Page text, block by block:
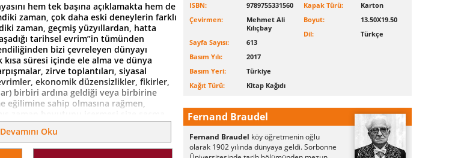
hem tek başına açıklamakta hem de
zaman, çok daha eski deneylerin farklı
zaman, geçmiş yüzyıllardan, hatta
tarihsel evrim”in tümünden
bizi çevreleyen dünyayı
kısa süresi içinde ele alma ve dünya
zirve toplantıları, siyasal
ekonomik düzensizlikler, fikirler,
birbiri ardına geldiği veya birbirine
eğilimine sahip olmasına rağmen,
zaman boyutunu içermesi size saçma
Devamını Oku
ISBN:
9789755331560
Çevirmen:
Mehmet Ali
Kılıçbay
Sayfa Sayısı:
613
Basım Yılı:
2017
Basım Yeri:
Türkiye
Kağıt Türü:
Kitap Kağıdı
Kapak Türü:
Karton
Boyut:
13.50X19.50
Dil:
Türkçe
Fernand Braudel
Fernand Braudel köy öğretmenin oğlu
olarak 1902 yılında dünyaya geldi. Sorbonne